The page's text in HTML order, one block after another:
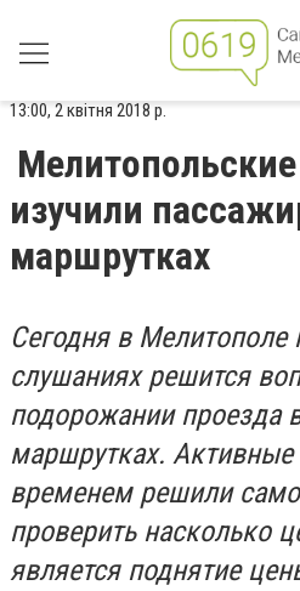
13:00, 2 квітня 2018 р.
изучили
маршрутках
Сегодня в
слушаниях решится
подорожании проезда
маршрутках.
временем решили
проверить насколько
является поднятие